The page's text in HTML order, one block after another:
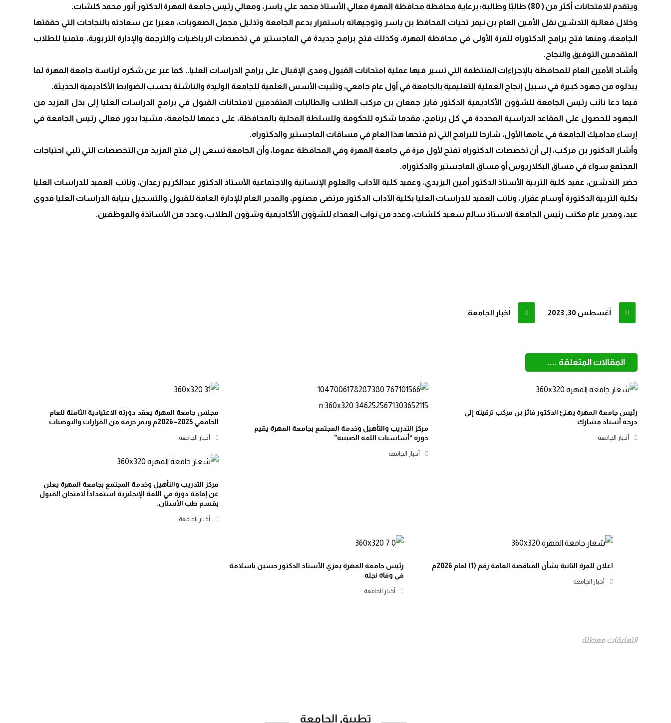
ويتقدم للامتحانات أكثر من ( 80) طالبًا وطالبة؛ برعاية محافظة محافظة المهرة معالي الأستاذ محمد علي ياسر، ومعالي رئيس جامعة المهرة الدكتور أنور محمد كلشات.
وخلال فعالية التدشين نقل الأمين العام بن نيمر تحيات المحافظ بن ياسر وتوجيهاته باستمرار بدعم الجامعة وتذليل مجمل الصعوبات، معبرا عن سعادته بالنجاحات التي حققتها
الجامعة، ومنها فتح برامج الدكتوراه للمرة الأولى في محافظة المهرة، وكذلك فتح برامج جديدة في الماجستير في تخصصات الرياضيات والترجمة والإدارة التربوية، متمنيا للطلاب
المتقدمين التوفيق والنجاح.
وأشاد الأمين العام للمحافظة بالإجراءات المنتظمة التي تسير فيها عملية امتحانات القبول ومدى الإقبال على برامج الدراسات العليا.. كما عبر عن شكره لرئاسة جامعة المهرة لما
يبذلوه من جهود كبيرة في سبيل إنجاح العملية التعليمية بالجامعة في أول عام جامعي، وتثبيت الأسس العلمية للجامعة الوليدة والناشئة بحسب الضوابط الأكاديمية الحديثة.
فيما دعا نائب رئيس الجامعة للشؤون الأكاديمية الدكتور فايز جمعان بن مركب الطلاب والطالبات المتقدمين لامتحانات القبول في برامج الدراسات العليا إلى بذل المزيد من
الجهود للحصول على المقاعد الدراسية المحددة في كل برنامج، مقدما شكره للحكومة وللسلطة المحلية بالمحافظة، على دعمها للجامعة، مشيدا بدور معالي رئيس الجامعة في
إرساء مداميك الجامعة في عامها الأول، شارحا للبرامج التي تم فتحها هذا العام في مساقات الماجستير والدكتوراه.
وأشار الدكتور بن مركب، إلى أن تخصصات الدكتوراه تفتح لأول مرة في جامعة المهرة وفي المحافظة عموما، وأن الجامعة تسعى إلى فتح المزيد من التخصصات التي تلبي احتياجات
المجتمع سواء في مساق البكلاريوس أو مساق الماجستير والدكتوراه.
حضر التدشين، عميد كلية التربية الأستاذ الدكتور أمين اليزيدي، وعميد كلية الآداب والعلوم الإنسانية والاجتماعية الأستاذ الدكتور عبدالكريم رعدان، ونائب العميد للدراسات العليا
بكلية التربية الدكتورة أوسام عفرار، ونائب العميد للدراسات العليا بكلية الآداب الدكتور مرتضى مصنوم، والمدير العام للإدارة العامة للقبول والتسجيل بنيابة الدراسات العليا فدوى
عبد، ومدير عام مكتب رئيس الجامعة الاستاذ سالم سعيد كلشات، وعدد من نواب العمداء للشؤون الأكاديمية وشؤون الطلاب، وعدد من الأساتذة والموظفين.
أغسطس 30, 2023 أخبار الجامعة
المقالات المتعلقة ....
رئيس جامعة المهرة يهنئ الدكتور فائز بن مركب ترقيته إلى
درجة أستاذ مشارك
أخبار الجامعة
مركز التدريب والتأهيل وخدمة المجتمع بجامعة المهرة يقيم
دورة “أساسيات اللغة الصينية”
أخبار الجامعة
مجلس جامعة المهرة يعقد دورته الاعتيادية الثامنة للعام
الجامعي 2025–2026م ويقر حزمة من القرارات والتوصيات
أخبار الجامعة
مركز التدريب والتأهيل وخدمة المجتمع بجامعة المهرة يعلن
عن إقامة دورة في اللغة الإنجليزية استعداداً لامتحان القبول
بقسم طب الأسنان.
أخبار الجامعة
اعلان للمرة الثانية بشأن المناقصة العامة رقم (1) لعام 2026م
أخبار الجامعة
رئيس جامعة المهرة يعزي الأستاذ الدكتور حسين باسلامة
في وفاة نجله
أخبار الجامعة
التعليقات معطلة
تطبيق الجامعة